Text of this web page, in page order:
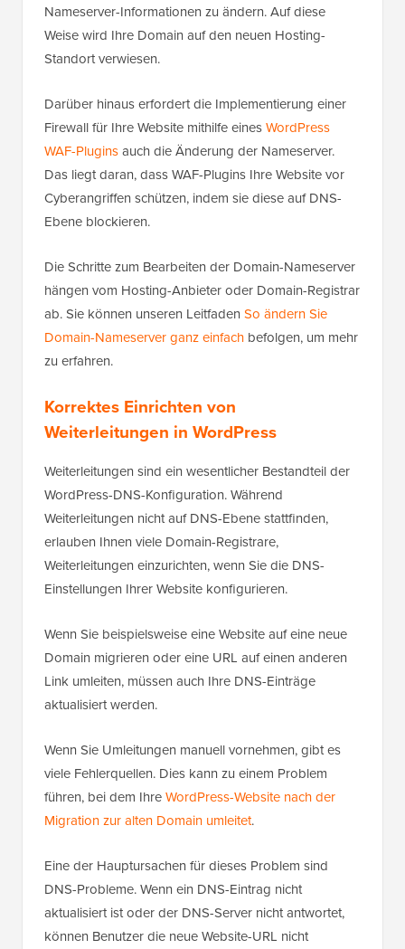
Nameserver-Informationen zu ändern. Auf diese
Weise wird Ihre Domain auf den neuen Hosting-
Standort verwiesen.
Darüber hinaus erfordert die Implementierung einer
Firewall für Ihre Website mithilfe einesWordPress
WAF-Pluginsauch die Änderung der Nameserver.
Das liegt daran, dass WAF-Plugins Ihre Website vor
Cyberangriffen schützen, indem sie diese auf DNS-
Ebene blockieren.
Die Schritte zum Bearbeiten der Domain-Nameserver
hängen vom Hosting-Anbieter oder Domain-Registrar
ab. Sie können unseren Leitfaden So ändern Sie
Domain-Nameserver ganz einfach befolgen, um mehr
zu erfahren.
Korrektes Einrichten von
Weiterleitungen in WordPress
Weiterleitungen sind ein wesentlicher Bestandteil der
WordPress-DNS-Konfiguration. Während
Weiterleitungen nicht auf DNS-Ebene stattfinden,
erlauben Ihnen viele Domain-Registrare,
Weiterleitungen einzurichten, wenn Sie die DNS-
Einstellungen Ihrer Website konfigurieren.
Wenn Sie beispielsweise eine Website auf eine neue
Domain migrieren oder eine URL auf einen anderen
Link umleiten, müssen auch Ihre DNS-Einträge
aktualisiert werden.
Wenn Sie Umleitungen manuell vornehmen, gibt es
viele Fehlerquellen. Dies kann zu einem Problem
führen, bei dem IhreWordPress-Website nach der
Migration zur alten Domain umleitet.
Eine der Hauptursachen für dieses Problem sind
DNS-Probleme. Wenn ein DNS-Eintrag nicht
aktualisiert ist oder der DNS-Server nicht antwortet,
können Benutzer die neue Website-URL nicht